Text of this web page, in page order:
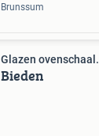
Brunssum
Glazen ovenschaal.
Bieden